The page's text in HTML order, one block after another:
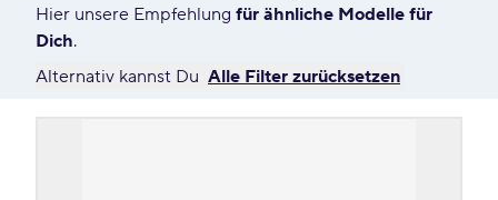
Hier unsere Empfehlung für ähnliche Modelle für
Dich.
Alternativ kannst Du Alle Filter zurücksetzen